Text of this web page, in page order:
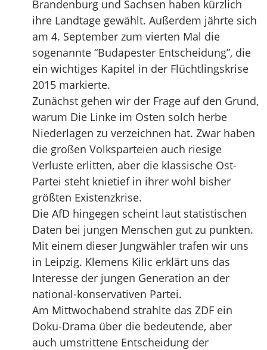
Brandenburg und Sachsen haben kürzlich
ihre Landtage gewählt. Außerdem jährte sich
am 4. September zum vierten Mal die
sogenannte “Budapester Entscheidung”, die
ein wichtiges Kapitel in der Flüchtlingskrise
2015 markierte.
Zunächst gehen wir der Frage auf den Grund,
warum Die Linke im Osten solch herbe
Niederlagen zu verzeichnen hat. Zwar haben
die großen Volksparteien auch riesige
Verluste erlitten, aber die klassische Ost-
Partei steht knietief in ihrer wohl bisher
größten Existenzkrise.
Die AfD hingegen scheint laut statistischen
Daten bei jungen Menschen gut zu punkten.
Mit einem dieser Jungwähler trafen wir uns
in Leipzig. Klemens Kilic erklärt uns das
Interesse der jungen Generation an der
national-konservativen Partei.
Am Mittwochabend strahlte das ZDF ein
Doku-Drama über die bedeutende, aber
auch umstrittene Entscheidung der